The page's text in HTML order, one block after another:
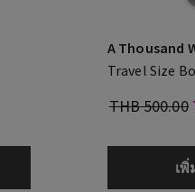
A Thousand
Travel Size
THB 500.00
เ